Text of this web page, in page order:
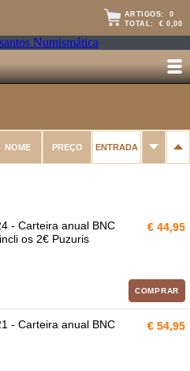
ARTIGOS: 0
TOTAL: € 0,00
NOME PREÇO ENTRADA
- Carteira anual BNC
os 2€ Puzuris
€ 44,95
COMPRAR
- Carteira anual BNC
€ 54,95